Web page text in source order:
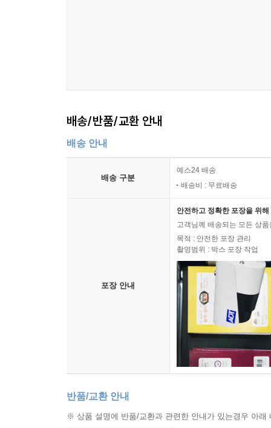
배송/반품/교환 안내
배송 안내
배송 구분
예스24 배송
배송비 : 무료배송
포장 안내
안전하고 정확한 포장을 위
고객님께 배송되는 모든 상
목적 : 안전한 포장 관리
촬영범위 : 박스 포장 작업
반품/교환 안내
※ 상품 설명에 반품/교환과 관련한 안내가 있는경우 아